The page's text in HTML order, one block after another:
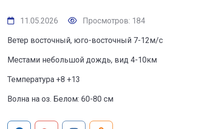
11.05.2026 Просмотров: 184
Ветер восточный, юго-восточный 7-12м/с
Местами небольшой дождь, вид 4-10км
Температура +8 +13
Волна на оз. Белом: 60-80 см